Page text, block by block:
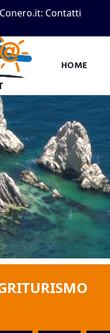
Contatti
HOME